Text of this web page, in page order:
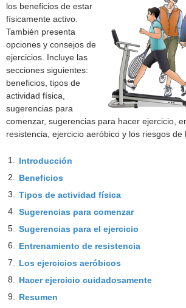
los beneficios de estar
físicamente activo.
También presenta
opciones y consejos de
ejercicios. Incluye las
secciones siguientes:
beneficios, tipos de
actividad física,
sugerencias para
comenzar, sugerencias para hacer ejercicio,
resistencia, ejercicio aeróbico y los riesgos de
1. Introducción
2. Beneficios
3. Tipos de actividad física
4. Sugerencias para comenzar
5. Sugerencias para el ejercicio
6. Entrenamiento de resistencia
7. Los ejercicios aeróbicos
8. Hacer ejercicio cuidadosamente
9. Resumen